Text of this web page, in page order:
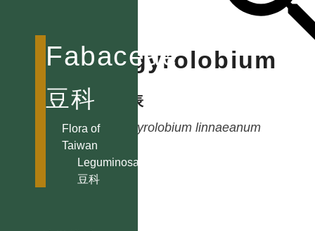
Fabaceae
豆科
Flora of
Taiwan
Leguminosae
豆科
Abrus 雞母珠屬
Acacia 相思樹屬
Adenanthera
Argyrolobium
種列表
Argyrolobium linnaeanum